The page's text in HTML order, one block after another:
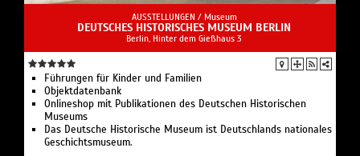
AUSSTELLUNGEN / Museum
DEUTSCHES HISTORISCHES MUSEUM BERLIN
Berlin, Hinter dem Gießhaus 3
Führungen für Kinder und Familien
Objektdatenbank
Onlineshop mit Publikationen des Deutschen Historischen
Museums
Das Deutsche Historische Museum ist Deutschlands nationales
Geschichtsmuseum.